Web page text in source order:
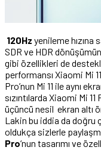
120Hz yenileme hızına
SDR ve HDR
gibi özellikleri de
performansı Xiaomi Mi
Pro’nun Mi 11 ile aynı
sızıntılarda Xiaomi Mi
üçüncü nesil ekran altı
Lakin bu iddia da doğru
oldukça sizlerle
Pro‘nun tasarımı ve